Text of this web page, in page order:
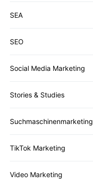
SEA
SEO
Social Media Marketing
Stories & Studies
Suchmaschinenmarketing
TikTok Marketing
Video Marketing